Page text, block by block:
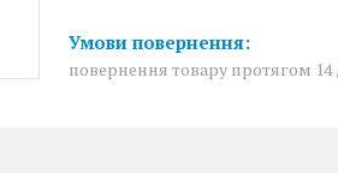
повернення товару протягом 14